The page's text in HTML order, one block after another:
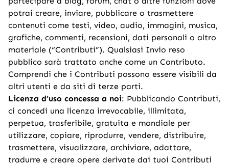
potrai creare, inviare, pubblicare o trasmettere
contenuti come testi, video, audio, immagini, musica,
grafiche, commenti, recensioni, dati personali o altro
materiale (“Contributi”). Qualsiasi Invio reso
pubblico sarà trattato anche come un Contributo.
Comprendi che i Contributi possono essere visibili da
altri utenti e da siti di terze parti.
Licenza d’uso concessa a noi: Pubblicando Contributi,
ci concedi una licenza irrevocabile, illimitata,
perpetua, trasferibile, gratuita e mondiale per
utilizzare, copiare, riprodurre, vendere, distribuire,
trasmettere, visualizzare, archiviare, adattare,
tradurre e creare opere derivate dai tuoi Contributi